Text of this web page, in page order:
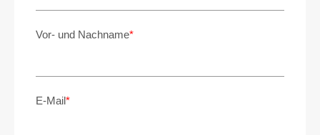
Vor- und Nachname*
E-Mail*